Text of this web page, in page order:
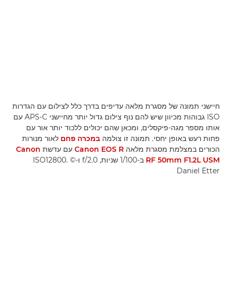
חיישני תמונה של מסגרת מלאה עדיפים בדרך כלל לצילום עם הגדרות
ISO גבוהות מכיוון שיש להם נוף צילום גדול יותר מחיישני APS-C עם
אותו מספר מגה-פיקסלים, ומכאן שהם יכולים ללכוד יותר אור עם
פחות רעש באופן יחסי. תמונה זו צולמה במכרה פחם לאור מנורות
הכורים במצלמת מסגרת מלאה Canon EOS R עם עדשת Canon
RF 50mm F1.2L USM
ב-1/100 שניות, f/2.0 ו-ISO12800. ‎©
Daniel Etter